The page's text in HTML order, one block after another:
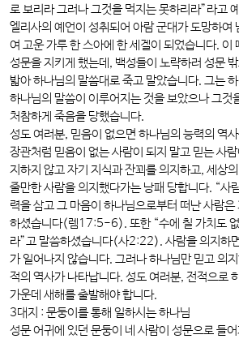
로 보리라 그러나 그것을 먹지는 못하리라”라고
엘리사의 예언이 성취되어 아람 군대가 도망하여
여 고운 가루 한 스아에 한 세겔이 되었습니다. 이
성문을 지키게 했는데, 백성들이 노략하러 성문
밟아 하나님의 말씀대로 죽고 말았습니다. 그는
하나님의 말씀이 이루어지는 것을 보았으나 그것
처참하게 죽음을 당했습니다.
성도 여러분, 믿음이 없으면 하나님의 능력의 역
장관처럼 믿음이 없는 사람이 되지 말고 믿는 사
지하지 않고 자기 지식과 잔꾀를 의지하고, 세상
줄만한 사람을 의지했다가는 낭패 당합니다. “사
력을 삼고 그 마음이 하나님으로부터 떠난 사람
하셨습니다(렘17:5-6). 또한 “수에 칠 가치도
라”고 말씀하셨습니다(사2:22). 사람을 의지하
가 일어나지 않습니다. 그러나 하나님만 믿고 의
적의 역사가 나타납니다. 성도 여러분, 전적으로
가운데 새해를 출발해야 합니다.
3대지 : 문둥이를 통해 일하시는 하나님
성문 어귀에 있던 문둥이 네 사람이 성문으로 들